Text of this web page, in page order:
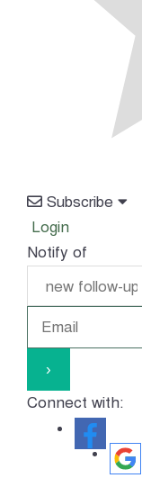
Subscribe
Login
Notify of
Connect with: